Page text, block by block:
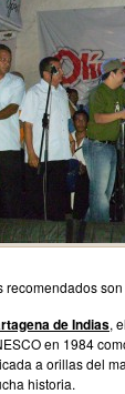
recomendados
de Indias,
en 1984
a orillas del
historia.